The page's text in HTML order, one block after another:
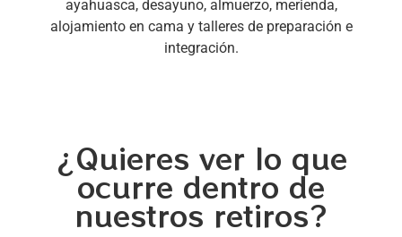
ayahuasca, desayuno, almuerzo, merienda,
alojamiento en cama y talleres de preparación e
integración.
¿Quieres ver lo que
ocurre dentro de
nuestros retiros?